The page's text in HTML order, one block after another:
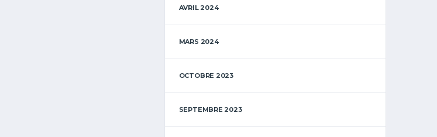
AVRIL 2024
MARS 2024
OCTOBRE 2023
SEPTEMBRE 2023